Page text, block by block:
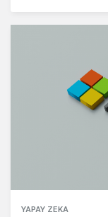
YAPAY ZEKA